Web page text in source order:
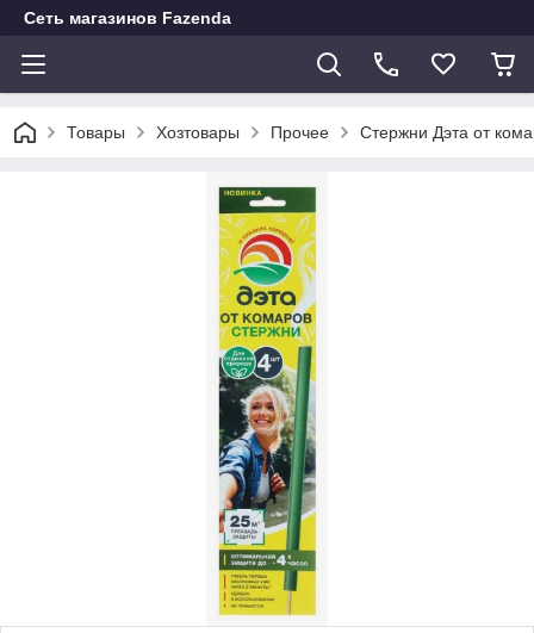
Сеть магазинов Fazenda
Товары Хозтовары Прочее Стержни Дэта от